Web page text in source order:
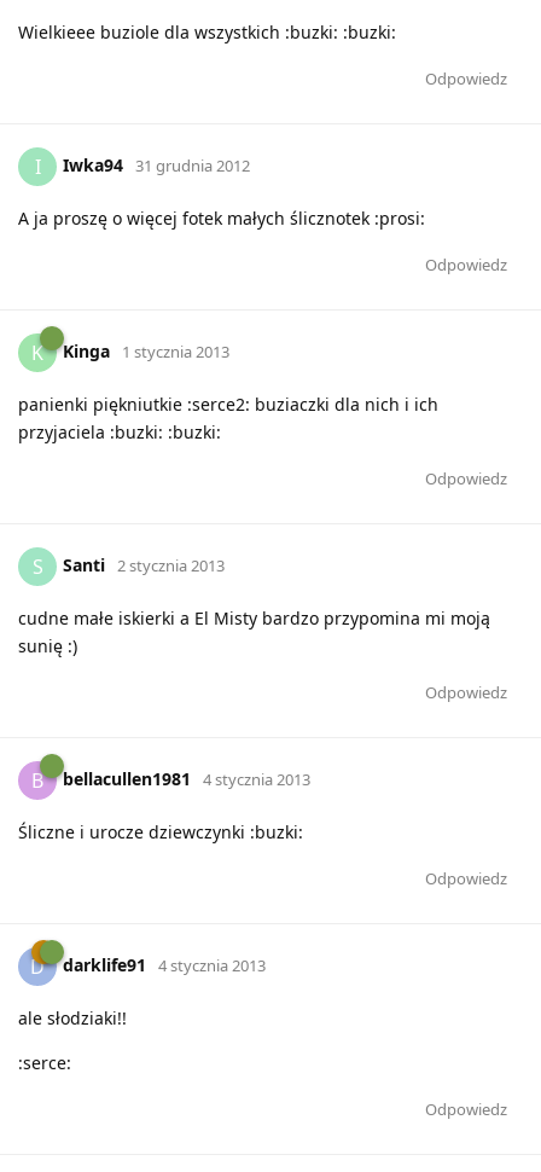
Wielkieee buziole dla wszystkich :buzki: :buzki:
Odpowiedz
I Iwka94 31 grudnia 2012
A ja proszę o więcej fotek małych ślicznotek :prosi:
Odpowiedz
K Kinga 1 stycznia 2013
panienki piękniutkie :serce2: buziaczki dla nich i ich
przyjaciela :buzki: :buzki:
Odpowiedz
S Santi 2 stycznia 2013
cudne małe iskierki a El Misty bardzo przypomina mi moją
sunię :)
Odpowiedz
B bellacullen1981 4 stycznia 2013
Śliczne i urocze dziewczynki :buzki:
Odpowiedz
D darklife91 4 stycznia 2013
ale słodziaki!!
:serce:
Odpowiedz